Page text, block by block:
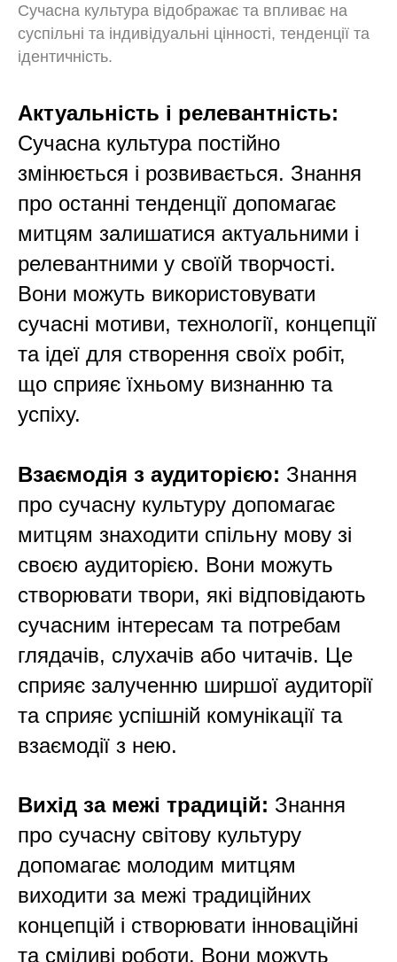
Сучасна культура відображає та впливає на
суспільні та індивідуальні цінності, тенденції та
ідентичність.
Актуальність і релевантність:
Сучасна культура постійно
змінюється і розвивається. Знання
про останні тенденції допомагає
митцям залишатися актуальними і
релевантними у своїй творчості.
Вони можуть використовувати
сучасні мотиви, технології, концепції
та ідеї для створення своїх робіт,
що сприяє їхньому визнанню та
успіху.
Взаємодія з аудиторією: Знання
про сучасну культуру допомагає
митцям знаходити спільну мову зі
своєю аудиторією. Вони можуть
створювати твори, які відповідають
сучасним інтересам та потребам
глядачів, слухачів або читачів. Це
сприяє залученню ширшої аудиторії
та сприяє успішній комунікації та
взаємодії з нею.
Вихід за межі традицій: Знання
про сучасну світову культуру
допомагає молодим митцям
виходити за межі традиційних
концепцій і створювати інноваційні
та сміливі роботи. Вони можуть